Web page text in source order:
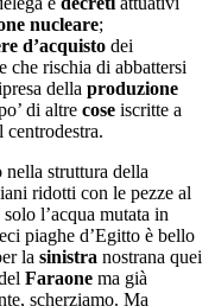
nucleare;
d’acquisto dei
che rischia di abbattersi
della produzione
di altre cose iscritte a
centrodestra.
nella struttura della
ridotti con le pezze al
l’acqua mutata in
piaghe d’Egitto è bello
la sinistra nostrana quei
Faraone ma già
scherziamo. Ma